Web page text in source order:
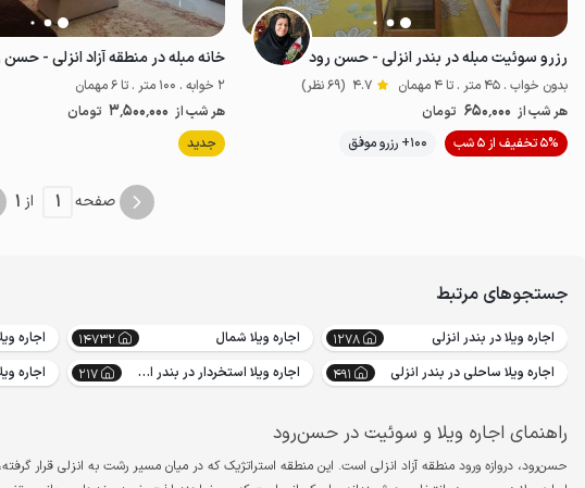
رزرو سوئیت مبله در بندر انزلی - حسن رود
بدون خواب . 45 متر . تا 4 مهمان 4.7 (69 نظر)
هر شب از 650٬000 تومان
5% تخفیف از 5 شب
100+ رزرو موفق اقتصادی
خانه مبله در منطقه آزاد انزلی - حسن
2 خوابه . 100 متر . تا 6 مهمان
هر شب از 3٬500٬000 تومان
جدید
صفحه 1 از 1
جستجوهای مرتبط
اجاره ویلا در بندر انزلی 1278 اجاره ویلا شمال 14732 اجاره
اجاره ویلا ساحلی در بندر انزلی
491 اجاره ویلا استخردار در بندر انزلی 217
راهنمای اجاره ویلا و سوئیت در حسن‌رود
حسن‌رود، دروازه ورود منطقه آزاد انزلی است. این منطقه استراتژیک که در میان مسیر رشت به انزلی قرار